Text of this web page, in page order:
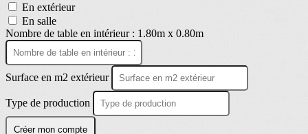
En extérieur
En salle
Nombre de table en intérieur : 1.80m x 0.80m
Surface en m2 extérieur
Type de production
Créer mon compte